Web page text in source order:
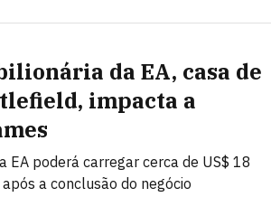
da EA, casa de
impacta a
EA poderá carregar cerca de US$ 18
a conclusão do negócio